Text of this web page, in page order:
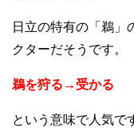
日立の特有の「鵜」
クターだそうです。
鵜を狩る→受かる
という意味で人気で